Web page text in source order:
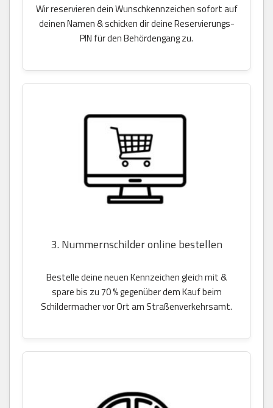
Wir reservieren dein Wunschkennzeichen sofort auf
deinen Namen & schicken dir deine Reservierungs-
PIN für den Behördengang zu.
3. Nummernschilder online bestellen
Bestelle deine neuen Kennzeichen gleich mit &
spare bis zu 70 % gegenüber dem Kauf beim
Schildermacher vor Ort am Straßenverkehrsamt.